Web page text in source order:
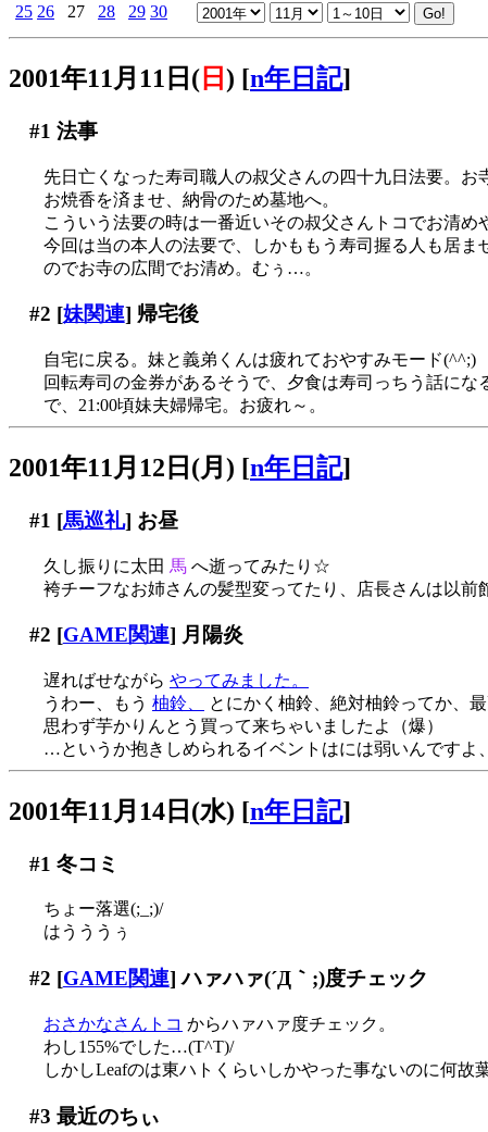
25 26 27 28 29 30
2001年11月11日( 日 ) [n年日記]
#1 法事
先日亡くなった寿司職人の叔父さんの四十九日法要。お
お焼香を済ませ、納骨のため墓地へ。
こういう法要の時は一番近いその叔父さんトコでお清め
今回は当の本人の法要で、しかももう寿司握る人も居ま
のでお寺の広間でお清め。むぅ…。
#2 [妹関連] 帰宅後
自宅に戻る。妹と義弟くんは疲れておやすみモード(^^;)
回転寿司の金券があるそうで、夕食は寿司っちう話にな
で、21:00頃妹夫婦帰宅。お疲れ～。
2001年11月12日(月) [n年日記]
#1 [馬巡礼] お昼
久し振りに太田 馬 へ逝ってみたり☆
袴チーフなお姉さんの髪型変ってたり、店長さんは以前
#2 [GAME関連] 月陽炎
遅ればせながら やってみました。
うわー、もう 柚鈴、
とにかく柚鈴、絶対柚鈴ってか、
思わず芋かりんとう買って来ちゃいましたよ（爆）
…というか抱きしめられるイベントはには弱いんですよ
2001年11月14日(水) [n年日記]
#1 冬コミ
ちょー落選(;_;)/
はうううぅ
#2 [GAME関連] ハァハァ(´Д｀;)度チェック
おさかなさんトコ からハァハァ度チェック。
わし155%でした…(T^T)/
しかしLeafのは東ハトくらいしかやった事ないのに何故
#3 最近のちぃ